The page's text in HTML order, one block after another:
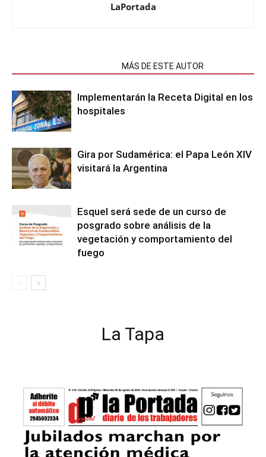
LaPortada
MÁS DE ESTE AUTOR
Implementarán la Receta Digital en los
hospitales
Gira por Sudamérica: el Papa León XIV
visitará la Argentina
Esquel será sede de un curso de
posgrado sobre análisis de la
vegetación y comportamiento del
fuego
La Tapa